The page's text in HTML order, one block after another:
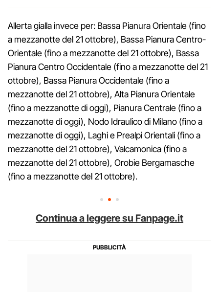
Allerta gialla invece per: Bassa Pianura Orientale (fino
a mezzanotte del 21 ottobre), Bassa Pianura Centro-
Orientale (fino a mezzanotte del 21 ottobre), Bassa
Pianura Centro Occidentale (fino a mezzanotte del 21
ottobre), Bassa Pianura Occidentale (fino a
mezzanotte del 21 ottobre), Alta Pianura Orientale
(fino a mezzanotte di oggi), Pianura Centrale (fino a
mezzanotte di oggi), Nodo Idraulico di Milano (fino a
mezzanotte di oggi), Laghi e Prealpi Orientali (fino a
mezzanotte del 21 ottobre), Valcamonica (fino a
mezzanotte del 21 ottobre), Orobie Bergamasche
(fino a mezzanotte del 21 ottobre).
Continua a leggere su Fanpage.it